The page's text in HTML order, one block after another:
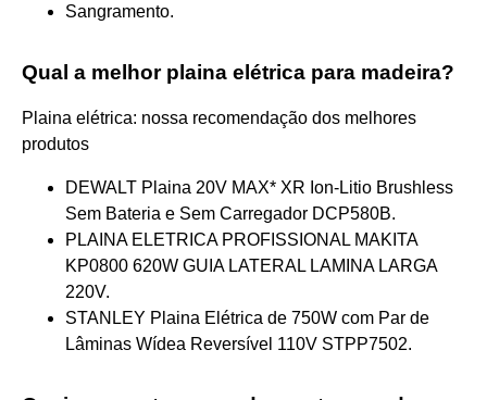
Sangramento.
Qual a melhor plaina elétrica para madeira?
Plaina elétrica: nossa recomendação dos melhores
produtos
DEWALT Plaina 20V MAX* XR Ion-Litio Brushless
Sem Bateria e Sem Carregador DCP580B.
PLAINA ELETRICA PROFISSIONAL MAKITA
KP0800 620W GUIA LATERAL LAMINA LARGA
220V.
STANLEY Plaina Elétrica de 750W com Par de
Lâminas Wídea Reversível 110V STPP7502.